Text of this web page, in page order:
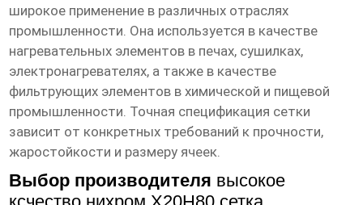
широкое применение в различных отраслях
промышленности. Она используется в качестве
нагревательных элементов в печах, сушилках,
электронагревателях, а также в качестве
фильтрующих элементов в химической и пищевой
промышленности. Точная спецификация сетки
зависит от конкретных требований к прочности,
жаростойкости и размеру ячеек.
Выбор производителя высокое